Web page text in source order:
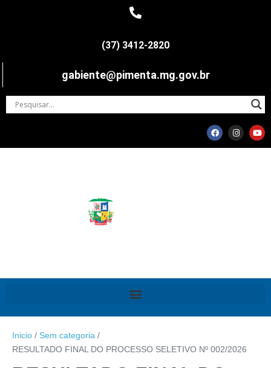
(37) 3412-2820
gabiente@pimenta.mg.gov.br
Inicio / Sem categoria /
RESULTADO FINAL DO PROCESSO SELETIVO Nº 002/2026